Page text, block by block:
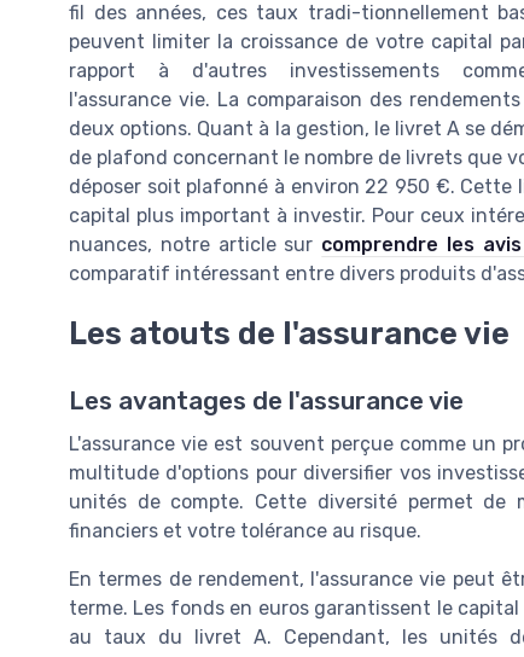
fil des années, ces taux tradi-tionnellement
peuvent limiter la croissance de votre capital
rapport à d'autres investissements
l'assurance vie. La comparaison des
deux options. Quant à la gestion, le livret A se
de plafond concernant le nombre de livrets que
déposer soit plafonné à environ 22 950 €. Cette
capital plus important à investir. Pour ceux
nuances, notre article sur comprendre les
comparatif intéressant entre divers produits
Les atouts de l'assurance vie
Les avantages de l'assurance vie
L'assurance vie est souvent perçue comme un
multitude d'options pour diversifier vos
unités de compte. Cette diversité permet
financiers et votre tolérance au risque.
En termes de rendement, l'assurance vie peut
terme. Les fonds en euros garantissent le
au taux du livret A. Cependant, les unités